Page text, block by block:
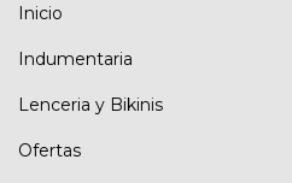
Inicio
Indumentaria
Lenceria y Bikinis
Ofertas